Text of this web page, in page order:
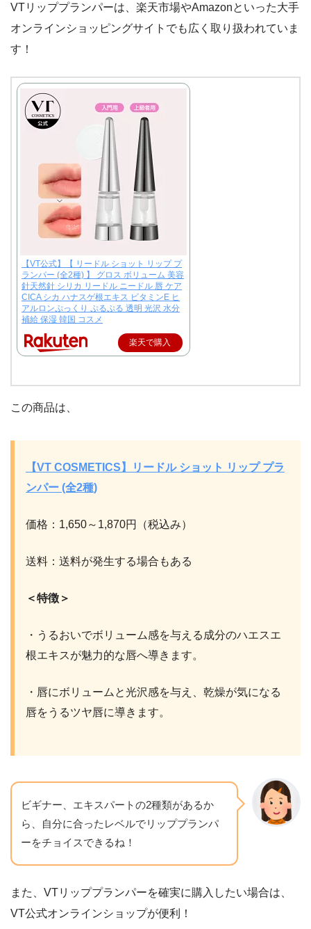
VTリッププランパーは、楽天市場やAmazonといった大手
オンラインショッピングサイトでも広く取り扱われていま
す！
【VT公式】【 リードル ショット リップ プ
ランパー (全2種) 】 グロス ボリューム 美容
針天然針 シリカ リードル ニードル 唇 ケア
CICA シカ ハナスゲ根エキス ビタミンE ヒ
アルロンぷっくり ぷるぷる 透明 光沢 水分
補給 保湿 韓国 コスメ
楽天で購入
この商品は、
【VT COSMETICS】リードル ショット リップ プラ
ンパー (全2種)
価格：1,650～1,870円（税込み）
送料：送料が発生する場合もある
＜特徴＞
・うるおいでボリューム感を与える成分のハエスエ
根エキスが魅力的な唇へ導きます。
・唇にボリュームと光沢感を与え、乾燥が気になる
唇をうるツヤ唇に導きます。
ビギナー、エキスパートの2種類があるか
ら、自分に合ったレベルでリッププランパ
ーをチョイスできるね！
また、VTリッププランパーを確実に購入したい場合は、
VT公式オンラインショップが便利！